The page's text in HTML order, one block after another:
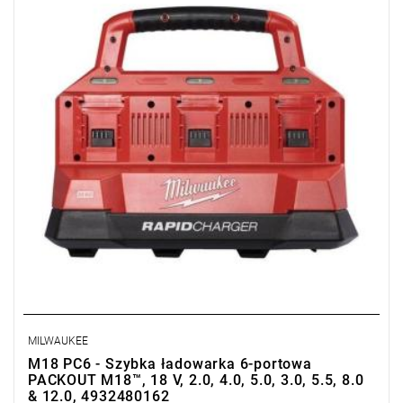
• Czas ładowania: 26/52/59/36/60/87/130 min
• Typ ładowania: jednocześnie sześć akumulatorów
• Źródło zasilania: AC, USB
• Port ładowania: 6 x M18™; 1 x USB
• Do akumulatorów Li-ion
• Możliwość montażu na ścianie
MILWAUKEE
M18 PC6 - Szybka ładowarka 6-portowa
PACKOUT M18™, 18 V, 2.0, 4.0, 5.0, 3.0, 5.5, 8.0
& 12.0, 4932480162